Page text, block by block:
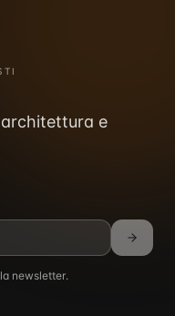
e
newsletter.